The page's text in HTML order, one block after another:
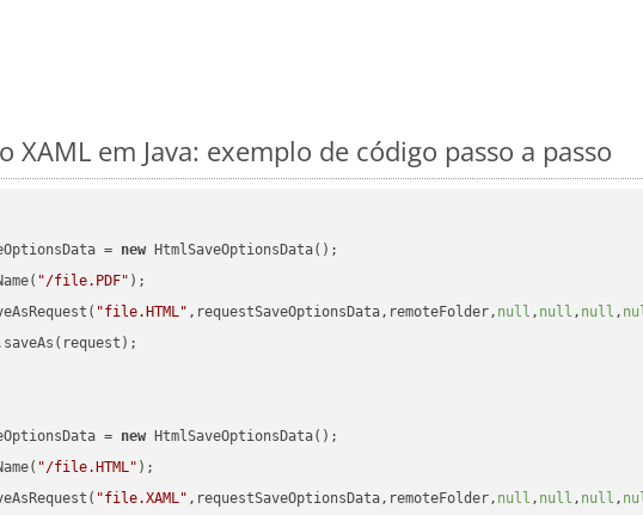
XAML em Java: exemplo de código passo a passo
= new HtmlSaveOptionsData();
"/file.PDF" );
"file.HTML" ,requestSaveOptionsData,remoteFolder, null , null , null ,
= new HtmlSaveOptionsData();
"/file.HTML" );
"file.XAML" ,requestSaveOptionsData,remoteFolder, null , null , null ,